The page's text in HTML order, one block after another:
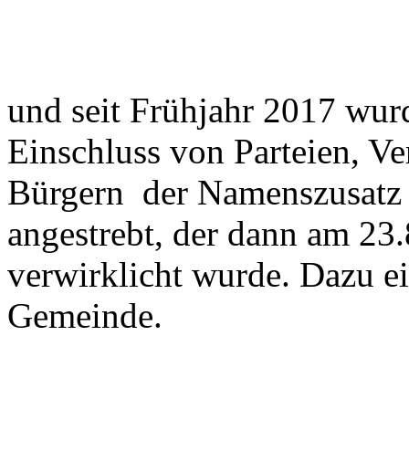
und seit Frühjahr 2017
Einschluss von Parteien,
Bürgern der
angestrebt, der dann am
verwirklicht wurde. Dazu
Gemeinde.